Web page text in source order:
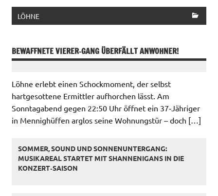
LÖHNE
BEWAFFNETE VIERER‑GANG ÜBERFÄLLT ANWOHNER!
Löhne erlebt einen Schockmoment, der selbst
hartgesottene Ermittler aufhorchen lässt. Am
Sonntagabend gegen 22:50 Uhr öffnet ein 37‑Jähriger
in Mennighüffen arglos seine Wohnungstür – doch […]
SOMMER, SOUND UND SONNENUNTERGANG:
MUSIKAREAL STARTET MIT SHANNENIGANS IN DIE
KONZERT‑SAISON